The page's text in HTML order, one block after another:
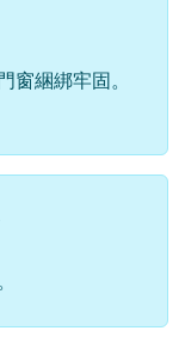
綑綁牢固。